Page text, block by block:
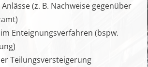
(z. B. Nachweise gegenüber
Enteignungsverfahren (bspw.
Teilungsversteigerung